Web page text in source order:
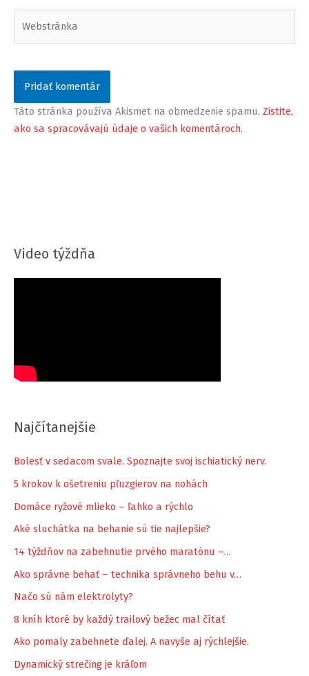
Táto stránka používa Akismet na obmedzenie spamu. Zistite,
ako sa spracovávajú údaje o vašich komentároch.
Video týždňa
Najčítanejšie
Bolesť v sedacom svale. Spoznajte svoj ischiatický nerv.
5 krokov k ošetreniu pľuzgierov na nohách
Domáce ryžové mlieko – ľahko a rýchlo
Aké sluchátka na behanie sú tie najlepšie?
14 týždňov na zabehnutie prvého maratónu –…
Ako správne behať – technika správneho behu v…
Načo sú nám elektrolyty?
8 kníh ktoré by každý trailový bežec mal čítať
Ako pomaly zabehnete ďalej. A navyše aj rýchlejšie.
Dynamický strečing je kráľom